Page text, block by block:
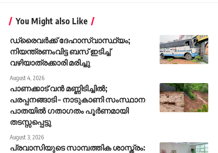
You Might also Like
ഡ്രൈവർക്ക് ദേഹാസ്വാസ്ഥ്യം;
നിയന്ത്രണംവിട്ട ബസ് ഇടിച്ച്
വഴിയാത്രക്കാരി മരിച്ചു
August 4, 2026
പാണക്കാട് വൻ മണ്ണിടിച്ചിൽ;
പരപ്പനങ്ങാടി – നാടുകാണി സംസ്ഥാന
പാതയിൽ ഗതാഗതം പൂർണമായി
തടസ്സപ്പെട്ടു
August 3, 2026
പ്രവാസിയുടെ സാമ്പത്തിക ശാസ്ത്രം: